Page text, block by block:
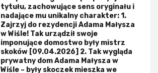
tytułu, zachowujące sens oryginału i
nadające mu unikalny charakter: 1.
Zajrzyj do rezydencji Adama Małysza
w Wiśle! Tak urządził swoje
imponujące domostwo były mistrz
skoków [09.04.2026] 2. Tak wygląda
prywatny dom Adama Małysza w
Wiśle – były skoczek mieszka we